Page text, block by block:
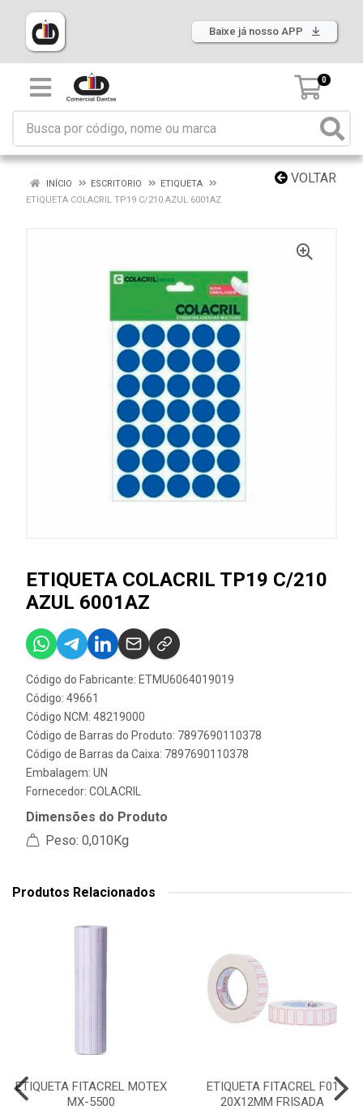
Baixe já nosso APP
0
VOLTAR
INÍCIO ESCRITORIO
ETIQUETA
ETIQUETA COLACRIL TP19 C/210 AZUL 6001AZ
ETIQUETA COLACRIL TP19 C/210
AZUL 6001AZ
Código do Fabricante: ETMU6064019019
Código: 49661
Código NCM: 48219000
Código de Barras do Produto: 7897690110378
Código de Barras da Caixa: 7897690110378
Embalagem: UN
Fornecedor: COLACRIL
Dimensões do Produto
Peso: 0,010Kg
Produtos Relacionados
ETIQUETA FITACREL MOTEX
MX-5500
ETIQUETA FITACREL F01
20X12MM FRISADA